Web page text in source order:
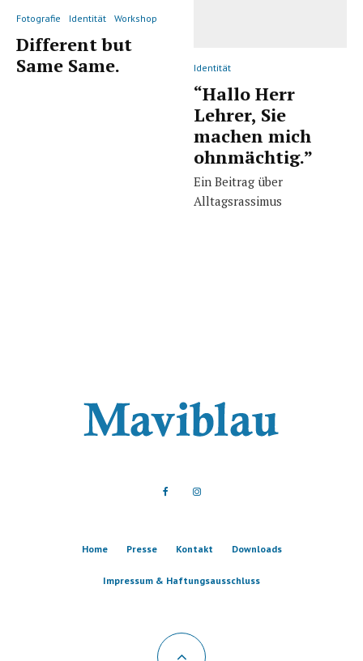
Fotografie Identität Workshop
Different but
Same Same.
Identität
“Hallo Herr
Lehrer, Sie
machen mich
ohnmächtig.”
Ein Beitrag über
Alltagsrassimus
Home Presse Kontakt Downloads
Impressum & Haftungsausschluss